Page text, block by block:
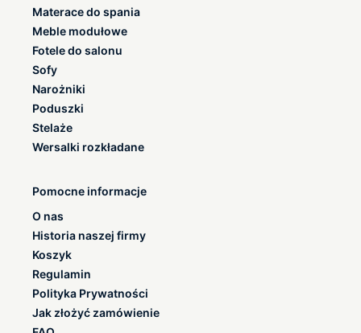
Materace do spania
Meble modułowe
Fotele do salonu
Sofy
Narożniki
Poduszki
Stelaże
Wersalki rozkładane
Pomocne informacje
O nas
Historia naszej firmy
Koszyk
Regulamin
Polityka Prywatności
Jak złożyć zamówienie